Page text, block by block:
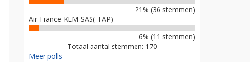
21% (36 stemmen)
Air-France-KLM-SAS(-TAP)
6% (11 stemmen)
Totaal aantal stemmen: 170
Meer polls